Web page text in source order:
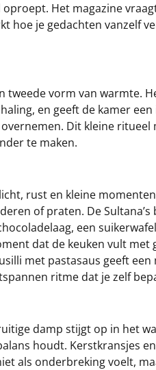
Het magazine
hoe je gedachten vanzelf
tweede vorm van warmte.
en geeft de kamer
Dit kleine
te maken.
rust en kleine
of praten. De
een
dat de keuken vult met
met pastasaus geeft
ritme dat je zelf
damp stijgt op in het
houdt. Kerstkransjes
als onderbreking voelt,